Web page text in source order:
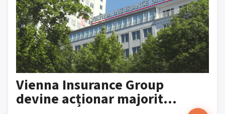
Vienna Insurance Group
devine acționar majorit...